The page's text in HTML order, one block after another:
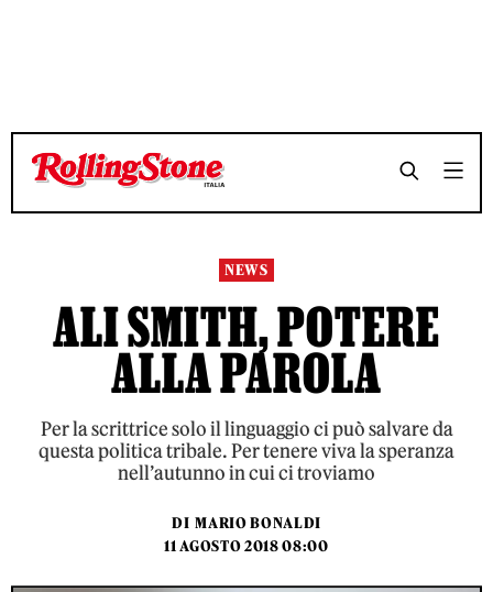
TEMPO DI LETTURA 4 MINUTI SHARE
TEMPO DI LETTURA 4 MINUTI SHARE
NEWS
ALI SMITH, POTERE
ALLA PAROLA
Per la scrittrice solo il linguaggio ci può salvare da
questa politica tribale. Per tenere viva la speranza
nell’autunno in cui ci troviamo
DI MARIO BONALDI
11 AGOSTO 2018 08:00